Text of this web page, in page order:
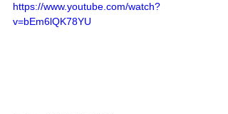
https://www.youtube.com/watch?
v=bEm6lQK78YU